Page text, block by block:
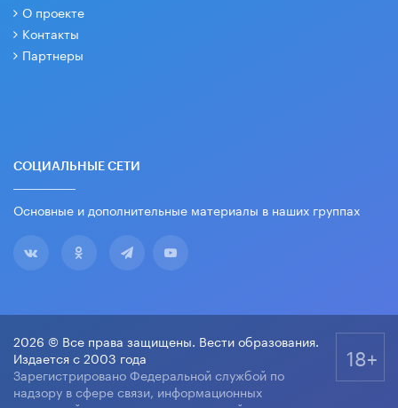
О проекте
Контакты
Партнеры
СОЦИАЛЬНЫЕ СЕТИ
Основные и дополнительные материалы в наших группах
2026 © Все права защищены. Вести образования.
Издается с 2003 года
Зарегистрировано Федеральной службой по
надзору в сфере связи, информационных
18+